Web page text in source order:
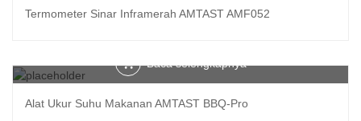
Termometer Sinar Inframerah AMTAST AMF052
Baca selengkapnya
Alat Ukur Suhu Makanan AMTAST BBQ-Pro